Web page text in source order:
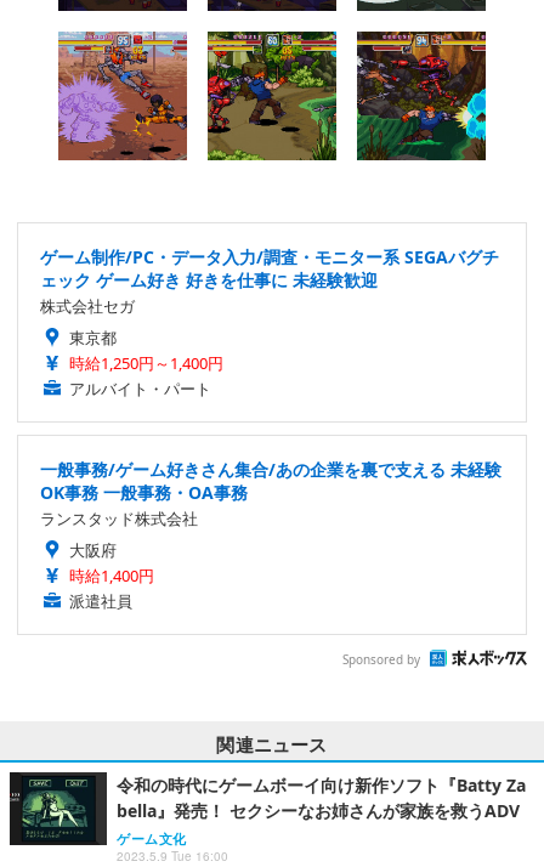
ゲーム制作/PC・データ入力/調査・モニター系 SEGAバグチ
ェック ゲーム好き 好きを仕事に 未経験歓迎
株式会社セガ
東京都
時給1,250円～1,400円
アルバイト・パート
一般事務/ゲーム好きさん集合/あの企業を裏で支える 未経験
OK事務 一般事務・OA事務
ランスタッド株式会社
大阪府
時給1,400円
派遣社員
Sponsored by
関連ニュース
令和の時代にゲームボーイ向け新作ソフト『Batty Za
bella』発売！ セクシーなお姉さんが家族を救うADV
ゲーム文化
2023.5.9 Tue 16:00